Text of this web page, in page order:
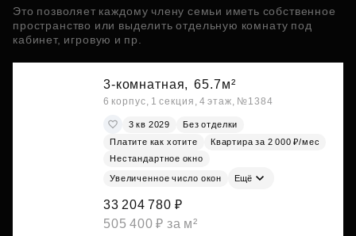
Это позволяет каждому члену семьи иметь собственное
пространство или выделить отдельную комнату под
кабинет, игровую и пр.
3-комнатная, 65.7м²
6 корпус, 1 секция, 4 этаж, №1384
3 кв 2029
Без отделки
Платите как хотите
Квартира за 2 000 ₽/мес
Нестандартное окно
Увеличенное число окон Ещё
33 204 780 ₽
505 400 ₽ за м²